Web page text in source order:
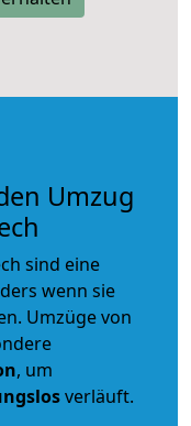
Umzug
sind eine
wenn sie
Umzüge von
, um
verläuft.